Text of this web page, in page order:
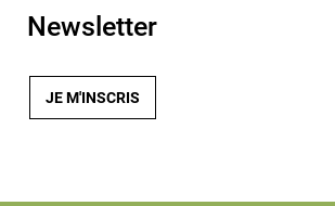
Newsletter
JE M'INSCRIS